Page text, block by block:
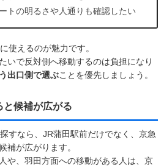
トの明るさや人通りも確認したい
使えるのが魅力です。
いで反対側へ移動するのは負担になり
出口側で選ぶことを優先しましょう。
と候補が広がる
すなら、JR蒲田駅前だけでなく、京急
補が広がります。
や、羽田方面への移動がある人は、京